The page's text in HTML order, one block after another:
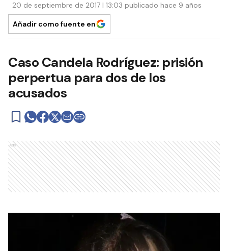
20 de septiembre de 2017 | 13:03 publicado hace 9 años
Añadir como fuente en
Caso Candela Rodríguez: prisión
perpertua para dos de los
acusados
Ads